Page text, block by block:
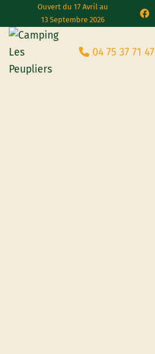
Ouvert du 17 Avril au
13 Septembre 2026
04 75 37 71 47